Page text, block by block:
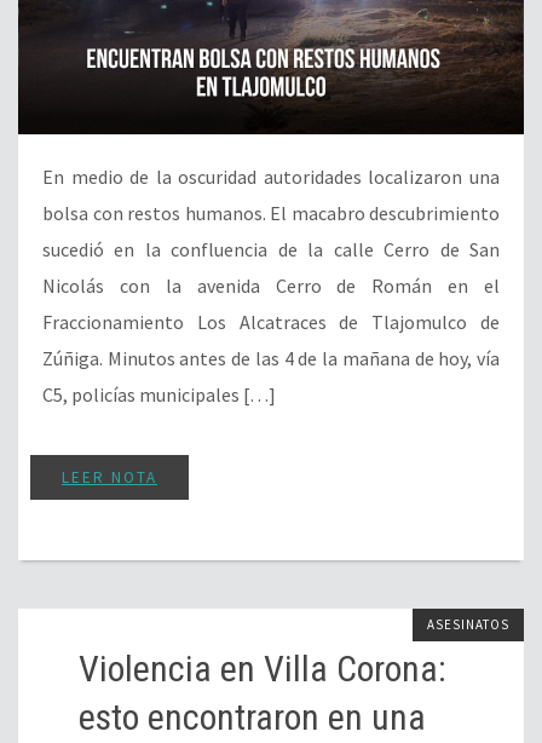
En medio de la oscuridad autoridades localizaron una
bolsa con restos humanos. El macabro descubrimiento
sucedió en la confluencia de la calle Cerro de San
Nicolás con la avenida Cerro de Román en el
Fraccionamiento Los Alcatraces de Tlajomulco de
Zúñiga. Minutos antes de las 4 de la mañana de hoy, vía
C5, policías municipales […]
LEER NOTA
ASESINATOS
Violencia en Villa Corona:
esto encontraron en una